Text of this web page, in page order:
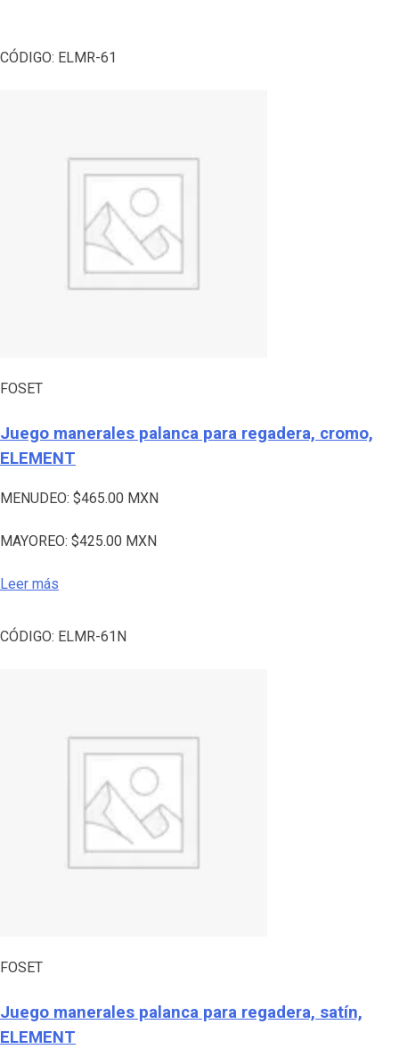
CÓDIGO: ELMR-61
FOSET
Juego manerales palanca para regadera, cromo,
ELEMENT
MENUDEO: $465.00 MXN
MAYOREO: $425.00 MXN
Leer más
CÓDIGO: ELMR-61N
FOSET
Juego manerales palanca para regadera, satín,
ELEMENT